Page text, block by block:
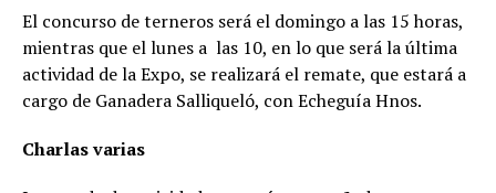
El concurso de terneros será el domingo a las 15 horas,
mientras que el lunes a las 10, en lo que será la última
actividad de la Expo, se realizará el remate, que estará a
cargo de Ganadera Salliqueló, con Echeguía Hnos.
Charlas varias